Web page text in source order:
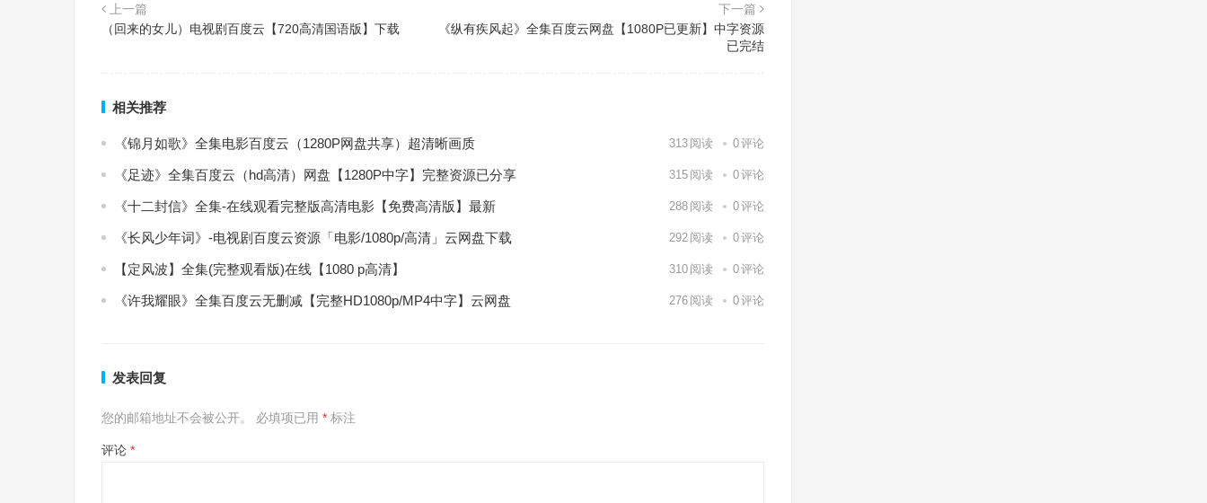
上一篇
（回来的女儿）电视剧百度云【720高清国语版】下载
下一篇
《纵有疾风起》全集百度云网盘【1080P已更新】中字资源
已完结
相关推荐
《锦月如歌》全集电影百度云（1280P网盘共享）超清晰画质 313 阅读 0评论
《足迹》全集百度云（hd高清）网盘【1280P中字】完整资源已分享 315 阅读 0评论
《十二封信》全集-在线观看完整版高清电影【免费高清版】最新 288 阅读 0评论
《长风少年词》-电视剧百度云资源「电影/1080p/高清」云网盘下载 292 阅读 0评论
【定风波】全集(完整观看版)在线【1080 p高清】 310 阅读 0评论
《许我耀眼》全集百度云无删减【完整HD1080p/MP4中字】云网盘 276 阅读 0评论
发表回复
您的邮箱地址不会被公开。 必填项已用 * 标注
评论 *